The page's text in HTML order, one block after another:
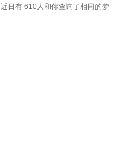
近日有 610人和你查询了相同的梦